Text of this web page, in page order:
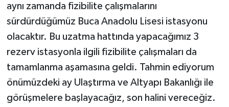
aynı zamanda fizibilite çalışmalarını
sürdürdüğümüz Buca Anadolu Lisesi istasyonu
olacaktır. Bu uzatma hattında yapacağımız 3
rezerv istasyonla ilgili fizibilite çalışmaları da
tamamlanma aşamasına geldi. Tahmin ediyorum
önümüzdeki ay Ulaştırma ve Altyapı Bakanlığı ile
görüşmelere başlayacağız, son halini vereceğiz.